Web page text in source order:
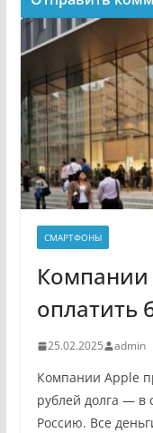
СМАРТФОНЫ
Компании
оплатить
25.02.2025 admin
Компании Apple
рублей долга — в
Россию. Все